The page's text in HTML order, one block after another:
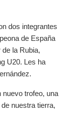
dos integrantes
de España
la Rubia,
U20. Les ha
nuevo trofeo, una
nuestra tierra,